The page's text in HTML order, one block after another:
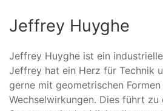
Jeffrey Huyghe
Jeffrey Huyghe ist ein
Jeffrey hat ein Herz für Technik
gerne mit geometrischen
Wechselwirkungen. Dies führt zu